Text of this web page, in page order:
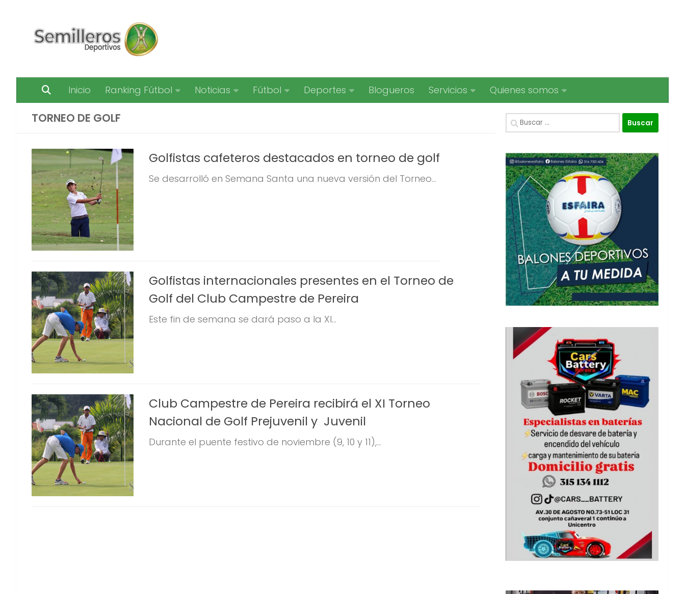
Inicio Ranking Fútbol Noticias Fútbol Deportes Blogueros Servicios Quienes somos
TORNEO DE GOLF
Golfistas cafeteros destacados en torneo de golf
Se desarrolló en Semana Santa una nueva versión del Torneo...
Golfistas internacionales presentes en el Torneo de
Golf del Club Campestre de Pereira
Este fin de semana se dará paso a la XI...
Club Campestre de Pereira recibirá el XI Torneo
Nacional de Golf Prejuvenil y Juvenil
Durante el puente festivo de noviembre (9, 10 y 11),...
Buscar: